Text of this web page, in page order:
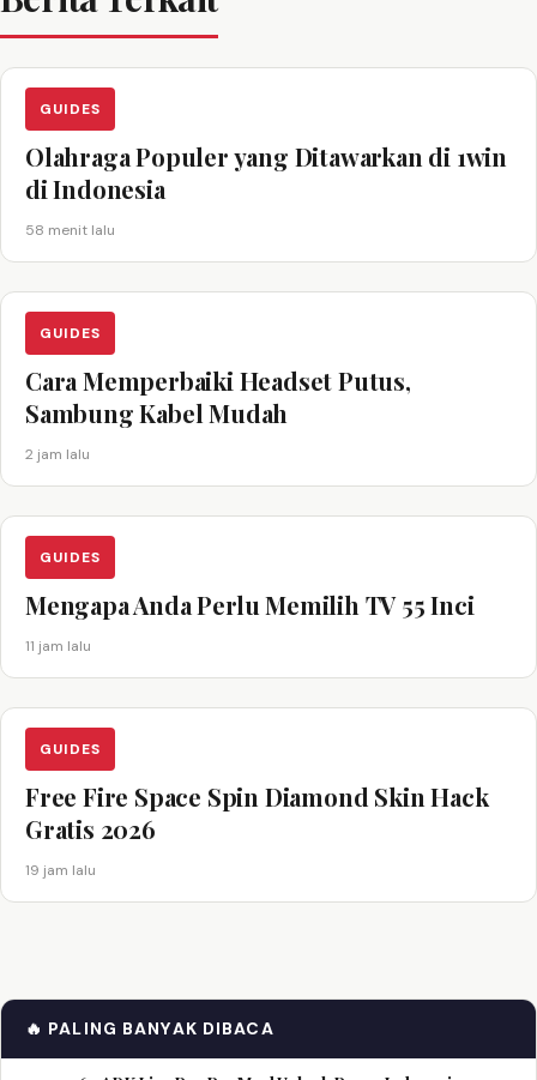
GUIDES
Olahraga Populer yang Ditawarkan di 1win
di Indonesia
58 menit lalu
GUIDES
Cara Memperbaiki Headset Putus,
Sambung Kabel Mudah
2 jam lalu
GUIDES
Mengapa Anda Perlu Memilih TV 55 Inci
11 jam lalu
GUIDES
Free Fire Space Spin Diamond Skin Hack
Gratis 2026
19 jam lalu
🔥 PALING BANYAK DIBACA